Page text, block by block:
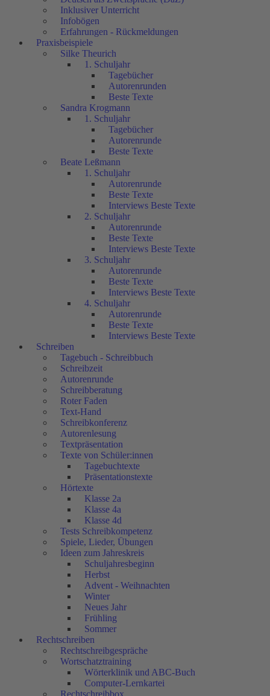
Inklusiver Unterricht
Infobögen
Erfahrungen - Rückmeldungen
Praxisbeispiele
Silke Theurich
1. Schuljahr
Tagebücher
Autorenrunden
Beste Texte
Sandra Krogmann
1. Schuljahr
Tagebücher
Autorenrunde
Beste Texte
Beate Leßmann
1. Schuljahr
Autorenrunde
Beste Texte
Interviews Beste Texte
2. Schuljahr
Autorenrunde
Beste Texte
Interviews Beste Texte
3. Schuljahr
Autorenrunde
Beste Texte
Interviews Beste Texte
4. Schuljahr
Autorenrunde
Beste Texte
Interviews Beste Texte
Schreiben
Tagebuch - Schreibbuch
Schreibzeit
Autorenrunde
Schreibberatung
Roter Faden
Text-Hand
Schreibkonferenz
Autorenlesung
Textpräsentation
Texte von Schüler:innen
Tagebuchtexte
Präsentationstexte
Hörtexte
Klasse 2a
Klasse 4a
Klasse 4d
Tests Schreibkompetenz
Spiele, Lieder, Übungen
Ideen zum Jahreskreis
Schuljahresbeginn
Herbst
Advent - Weihnachten
Winter
Neues Jahr
Frühling
Sommer
Rechtschreiben
Rechtschreibgespräche
Wortschatztraining
Wörterklinik und ABC-Buch
Computer-Lernkartei